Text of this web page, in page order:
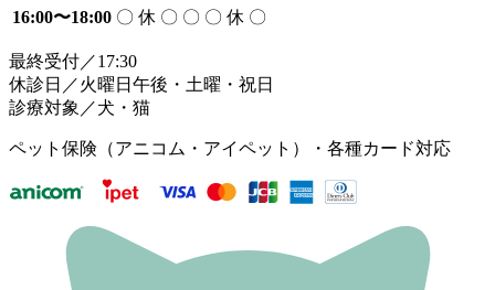
16:00〜18:00 〇 休 〇 〇 〇 休 〇
最終受付／17:30
休診日／火曜日午後・土曜・祝日
診療対象／犬・猫
ペット保険（アニコム・アイペット）・各種カード対応